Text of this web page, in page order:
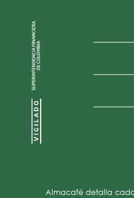
Almacafé detalla